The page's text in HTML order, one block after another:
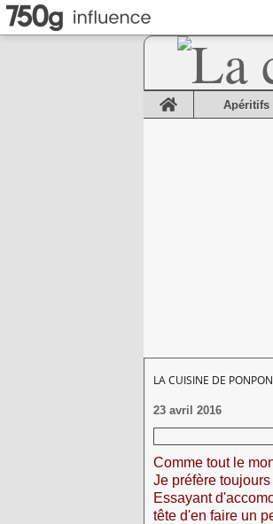
Home
Apéritifs
LA CUISINE DE
23 avril 2016
Comme tout le
Je préfère
Essayant
tête d'en faire un